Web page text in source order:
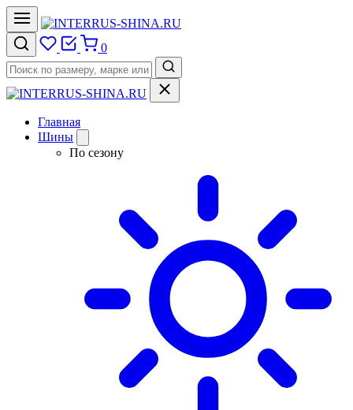
0
Главная
Шины
По сезону